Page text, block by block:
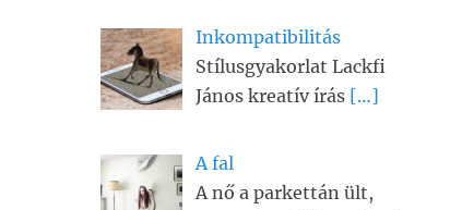
Inkompatibilitás
Stílusgyakorlat Lackfi
János kreatív írás […]
A fal
A nő a parkettán ült,